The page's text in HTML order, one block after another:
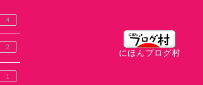
4
2
1
にほんブログ村